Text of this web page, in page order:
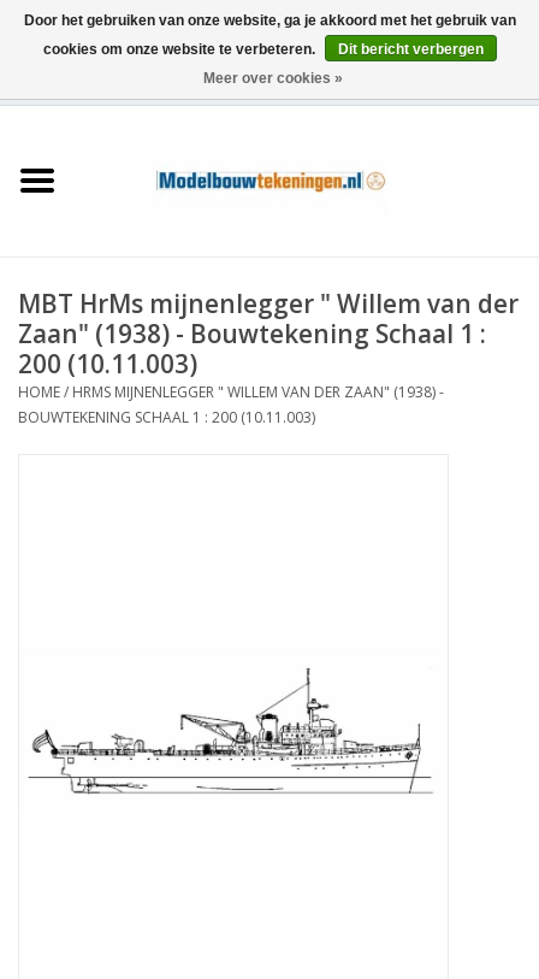
Schepen
Houtbouw
Scenery
NIEUWE TIJDSCHRIFTEN
ABONNEMENT DE
MBT HrMs mijnenlegger " Willem van der
Zaan" (1938) - Bouwtekening Schaal 1 :
200 (10.11.003)
HOME/ HRMS MIJNENLEGGER " WILLEM VAN DER ZAAN" (1938) -
BOUWTEKENING SCHAAL 1 : 200 (10.11.003)
Door het gebruiken van onze website, ga je akkoord met het gebruik van
cookies om onze website te verbeteren.
Dit bericht verbergen
Meer over cookies »